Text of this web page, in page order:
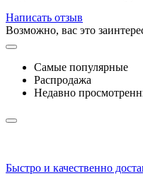
Написать отзыв
Возможно, вас это
Самые популярные
Распродажа
Недавно
Быстро и качественно